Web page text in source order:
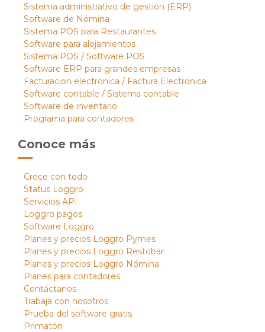
Sistema administrativo de gestión (ERP)
Software de Nómina
Sistema POS para Restaurantes
Software para alojamientos
Sistema POS / Software POS
Software ERP para grandes empresas
Facturacion electronica / Factura Electronica
Software contable / Sistema contable
Software de inventario
Programa para contadores
Conoce más
Crece con todo
Status Loggro
Servicios API
Loggro pagos
Software Loggro
Planes y precios Loggro Pymes
Planes y precios Loggro Restobar
Planes y precios Loggro Nómina
Planes para contadores
Contáctanos
Trabaja con nosotros
Prueba del software gratis
Primatón